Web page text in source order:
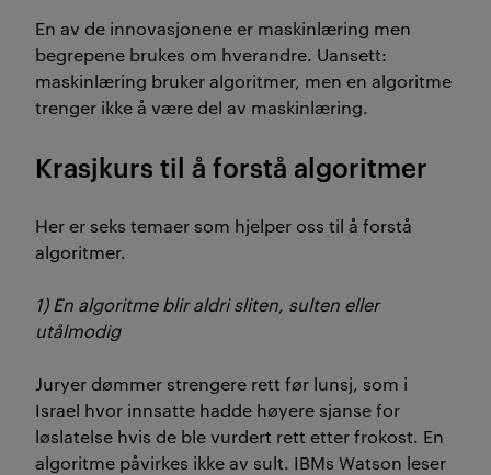
En av de innovasjonene er maskinlæring men
begrepene brukes om hverandre. Uansett:
maskinlæring bruker algoritmer, men en algoritme
trenger ikke å være del av maskinlæring.
Krasjkurs til å forstå algoritmer
Her er seks temaer som hjelper oss til å forstå
algoritmer.
1) En algoritme blir aldri sliten, sulten eller
utålmodig
Juryer dømmer strengere rett før lunsj, som i
Israel hvor innsatte hadde høyere sjanse for
løslatelse hvis de ble vurdert rett etter frokost. En
algoritme påvirkes ikke av sult. IBMs Watson leser